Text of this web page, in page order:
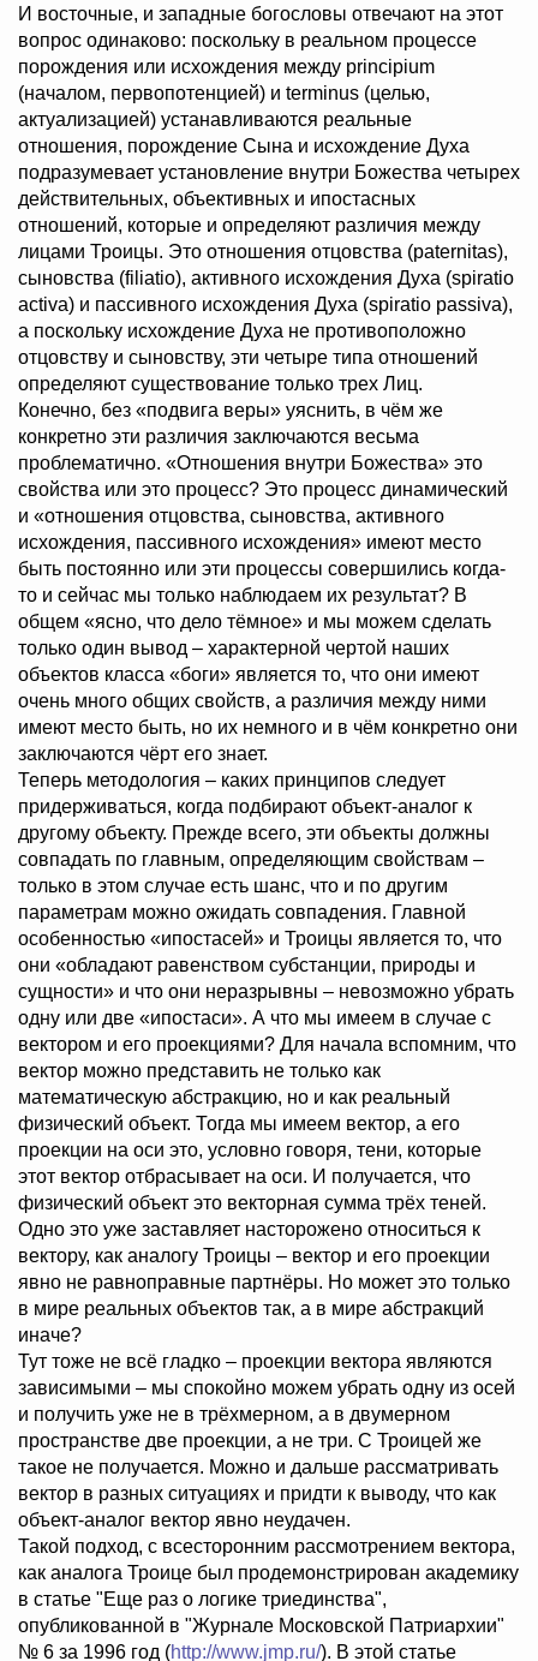
И восточные, и западные богословы отвечают на этот
вопрос одинаково: поскольку в реальном процессе
порождения или исхождения между principium
(началом, первопотенцией) и terminus (целью,
актуализацией) устанавливаются реальные
отношения, порождение Сына и исхождение Духа
подразумевает установление внутри Божества четырех
действительных, объективных и ипостасных
отношений, которые и определяют различия между
лицами Троицы. Это отношения отцовства (paternitas),
сыновства (filiatio), активного исхождения Духа (spiratio
activa) и пассивного исхождения Духа (spiratio passiva),
а поскольку исхождение Духа не противоположно
отцовству и сыновству, эти четыре типа отношений
определяют существование только трех Лиц.
Конечно, без «подвига веры» уяснить, в чём же
конкретно эти различия заключаются весьма
проблематично. «Отношения внутри Божества» это
свойства или это процесс? Это процесс динамический
и «отношения отцовства, сыновства, активного
исхождения, пассивного исхождения» имеют место
быть постоянно или эти процессы совершились когда-
то и сейчас мы только наблюдаем их результат? В
общем «ясно, что дело тёмное» и мы можем сделать
только один вывод – характерной чертой наших
объектов класса «боги» является то, что они имеют
очень много общих свойств, а различия между ними
имеют место быть, но их немного и в чём конкретно они
заключаются чёрт его знает.
Теперь методология – каких принципов следует
придерживаться, когда подбирают объект-аналог к
другому объекту. Прежде всего, эти объекты должны
совпадать по главным, определяющим свойствам –
только в этом случае есть шанс, что и по другим
параметрам можно ожидать совпадения. Главной
особенностью «ипостасей» и Троицы является то, что
они «обладают равенством субстанции, природы и
сущности» и что они неразрывны – невозможно убрать
одну или две «ипостаси». А что мы имеем в случае с
вектором и его проекциями? Для начала вспомним, что
вектор можно представить не только как
математическую абстракцию, но и как реальный
физический объект. Тогда мы имеем вектор, а его
проекции на оси это, условно говоря, тени, которые
этот вектор отбрасывает на оси. И получается, что
физический объект это векторная сумма трёх теней.
Одно это уже заставляет насторожено относиться к
вектору, как аналогу Троицы – вектор и его проекции
явно не равноправные партнёры. Но может это только
в мире реальных объектов так, а в мире абстракций
иначе?
Тут тоже не всё гладко – проекции вектора являются
зависимыми – мы спокойно можем убрать одну из осей
и получить уже не в трёхмерном, а в двумерном
пространстве две проекции, а не три. С Троицей же
такое не получается. Можно и дальше рассматривать
вектор в разных ситуациях и придти к выводу, что как
объект-аналог вектор явно неудачен.
Такой подход, с всесторонним рассмотрением вектора,
как аналога Троице был продемонстрирован академику
в статье "Еще раз о логике триединства",
опубликованной в "Журнале Московской Патриархии"
№ 6 за 1996 год (http://www.jmp.ru/). В этой статье